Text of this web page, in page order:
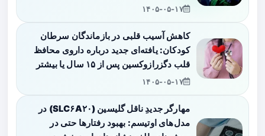
۱۴۰۵-۰۵-۱۷
کاهش آسیب قلبی در بازماندگان سرطان
کودکان: یافته‌ای جدید درباره داروی محافظ
قلب دگزرازوکسین پس از ۱۵ سال یا بیشتر
۱۴۰۵-۰۵-۱۷
مهارگر جدیدِ ناقل گلیسین (SLC۶A۲۰) در
مدل‌های اوتیسم: بهبود رفتارها حتی در